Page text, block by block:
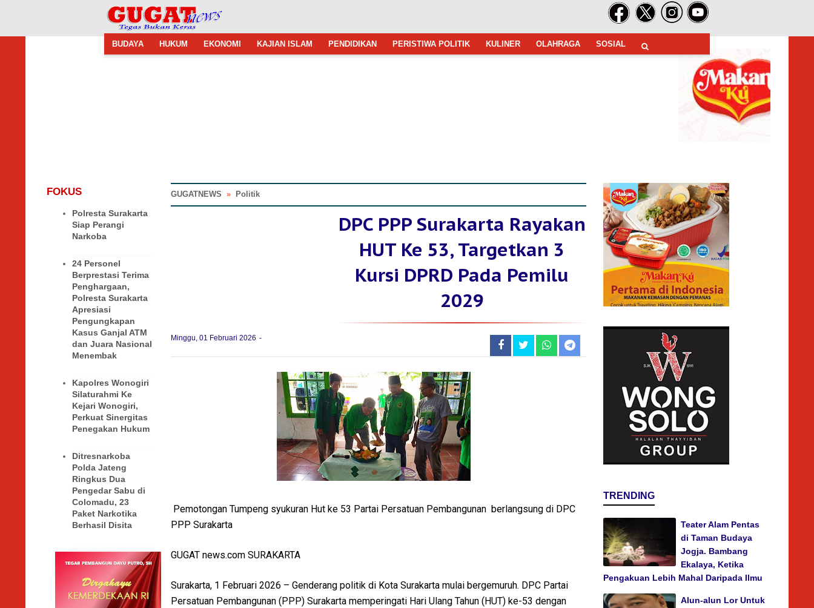
BUDAYA HUKUM EKONOMI KAJIAN ISLAM PENDIDIKAN PERISTIWA POLITIK KULINER OLAHRAGA SOSIAL
FOKUS
Polresta Surakarta
Siap Perangi
Narkoba
24 Personel
Berprestasi Terima
Penghargaan,
Polresta Surakarta
Apresiasi
Pengungkapan
Kasus Ganjal ATM
dan Juara Nasional
Menembak
Kapolres Wonogiri
Silaturahmi Ke
Kejari Wonogiri,
Perkuat Sinergitas
Penegakan Hukum
Ditresnarkoba
Polda Jateng
Ringkus Dua
Pengedar Sabu di
Colomadu, 23
Paket Narkotika
Berhasil Disita
GUGATNEWS » Politik
DPC PPP Surakarta Rayakan
HUT Ke 53, Targetkan 3
Kursi DPRD Pada Pemilu
2029
Minggu, 01 Februari 2026
Pemotongan Tumpeng syukuran Hut ke 53 Partai Persatuan Pembangunan berlangsung di DPC
PPP Surakarta
GUGAT news.com SURAKARTA
Surakarta, 1 Februari 2026 – Genderang politik di Kota Surakarta mulai bergemuruh. DPC Partai
Persatuan Pembangunan (PPP) Surakarta memperingati Hari Ulang Tahun (HUT) ke-53 dengan
TRENDING
Teater Alam Pentas
di Taman Budaya
Jogja. Bambang
Ekalaya, Ketika
Pengakuan Lebih Mahal Daripada Ilmu
Alun-alun Lor Untuk